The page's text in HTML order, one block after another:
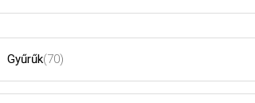
Gyűrűk(70)